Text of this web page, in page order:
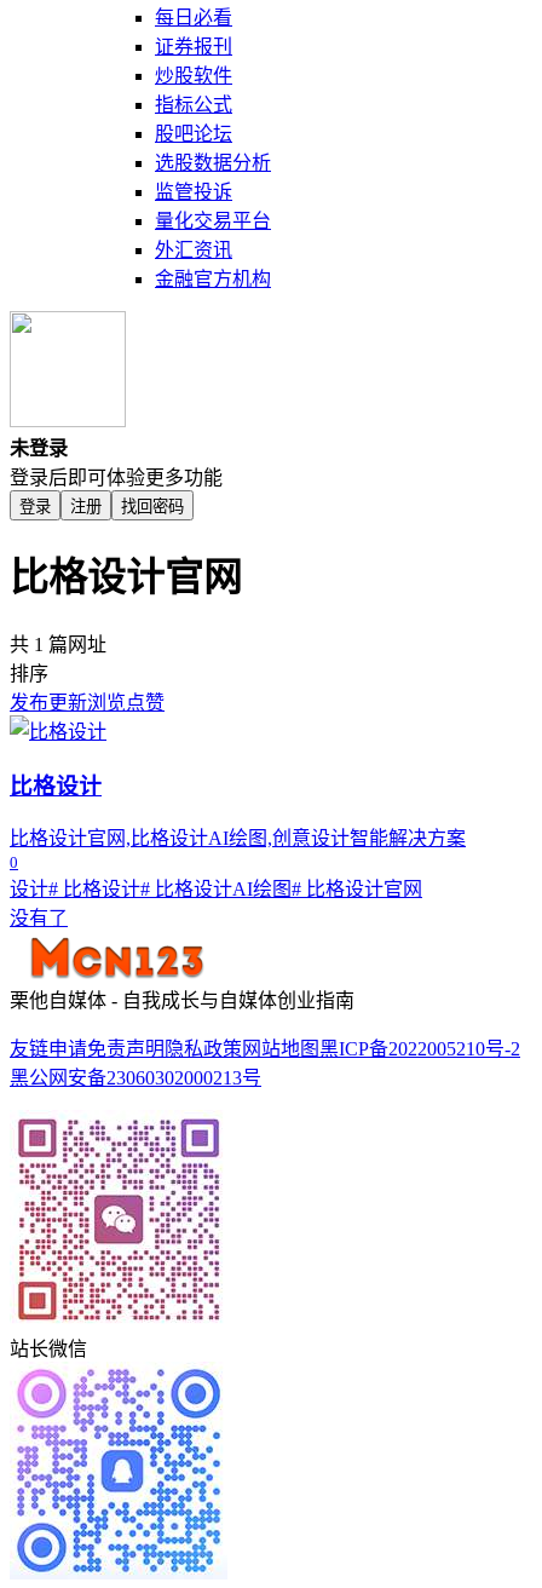
每日必看
证券报刊
炒股软件
指标公式
股吧论坛
选股数据分析
监管投诉
量化交易平台
外汇资讯
金融官方机构
未登录
登录后即可体验更多功能
登录 注册 找回密码
比格设计官网
共 1 篇网址
排序
发布更新浏览点赞
比格设计
比格设计官网,比格设计AI绘图,创意设计智能解决方案
0
设计# 比格设计# 比格设计AI绘图# 比格设计官网
没有了
栗他自媒体 - 自我成长与自媒体创业指南
友链申请免责声明 隐私政策 网站地图黑ICP备2022005210号-2
黑公网安备23060302000213号
站长微信